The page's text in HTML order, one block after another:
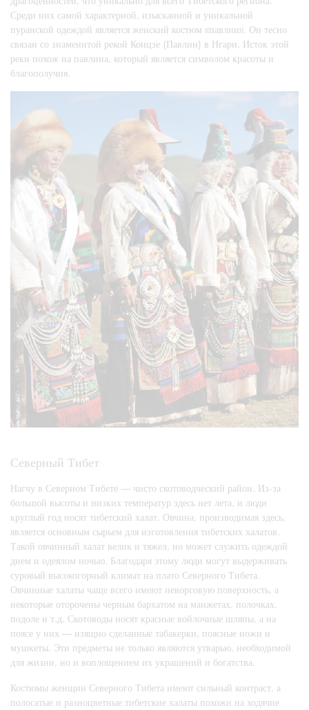
Среди них самой характерной, изысканной и уникальной
пуранской одеждой является женский костюм «павлин». Он тесно
связан со знаменитой рекой Концзе (Павлин) в Нгари. Исток этой
реки похож на павлина, который является символом красоты и
благополучия.
Северный Тибет
Нагчу в Северном Тибете — чисто скотоводческий район. Из-за
большой высоты и низких температур здесь нет лета, и люди
круглый год носят тибетский халат. Овчина, производимая здесь,
является основным сырьем для изготовления тибетских халатов.
Такой овчинный халат велик и тяжел, но может служить одеждой
днем и одеялом ночью. Благодаря этому люди могут выдерживать
суровый высокогорный климат на плато Северного Тибета.
Овчинные халаты чаще всего имеют неворсовую поверхность, а
некоторые оторочены черным бархатом на манжетах, полочках,
подоле и т.д. Скотоводы носят красные войлочные шляпы, а на
поясе у них — изящно сделанные табакерки, поясные ножи и
мушкеты. Эти предметы не только являются утварью, необходимой
для жизни, но и воплощением их украшений и богатства.
Костюмы женщин Северного Тибета имеют сильный контраст, а
полосатые и разноцветные тибетские халаты похожи на ходячие